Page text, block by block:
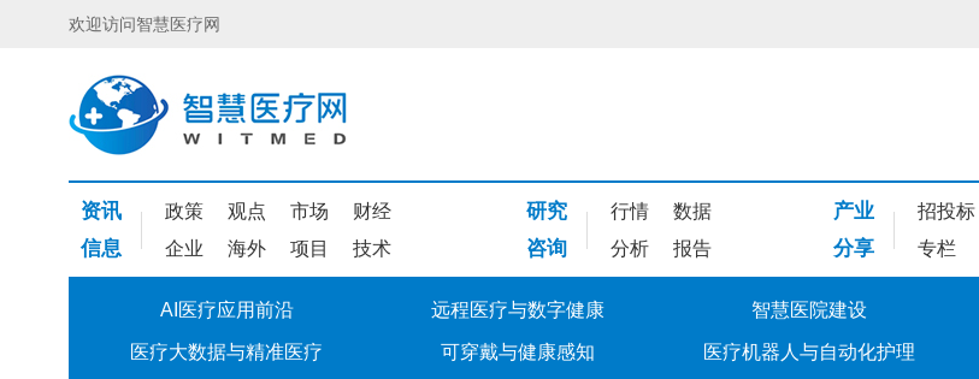
欢迎访问智慧医疗网
资讯 政策 观点 市场 财经
信息 企业 海外 项目 技术
研究 行情 数据
咨询 分析 报告
产业 招投标
分享 专栏
AI医疗应用前沿 远程医疗与数字健康 智慧医院建设
医疗大数据与精准医疗 可穿戴与健康感知 医疗机器人与自动化护理